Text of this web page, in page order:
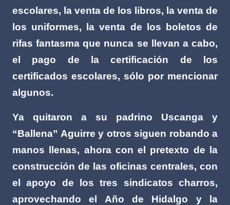
escolares, la venta de los libros, la venta de
los uniformes, la venta de los boletos de
rifas fantasma que nunca se llevan a cabo,
el pago de la certificación de los
certificados escolares, sólo por mencionar
algunos.
Ya quitaron a su padrino Uscanga y
“Ballena” Aguirre y otros siguen robando a
manos llenas, ahora con el pretexto de la
construcción de las oficinas centrales, con
el apoyo de los tres sindicatos charros,
aprovechando el Año de Hidalgo y la